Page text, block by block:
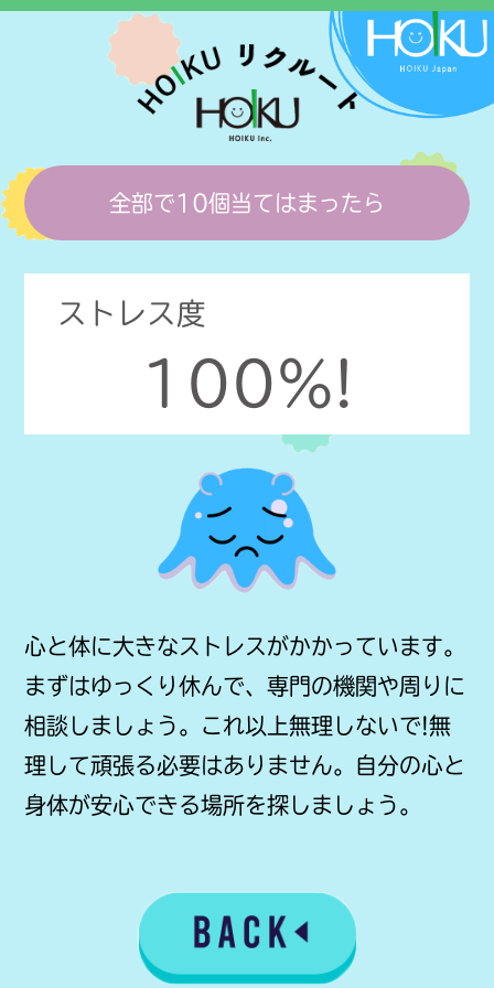
全部で10個当てはまったら
ストレス度
100%!
心と体に大きなストレスがかかっています。
まずはゆっくり休んで、専門の機関や周りに
相談しましょう。これ以上無理しないで!無
理して頑張る必要はありません。自分の心と
身体が安心できる場所を探しましょう。